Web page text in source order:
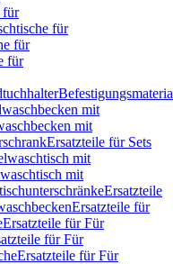
für
für
für
für
mit
mit
Ersatzteile für Sets
mit
mit
Ersatzteile
Ersatzteile für
Ersatzteile für Für
für Für
Ersatzteile für Für